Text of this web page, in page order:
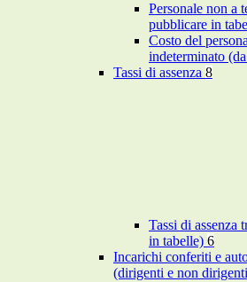
Personale non a
pubblicare in
Costo del
indeterminato
Tassi di assenza 8
Tassi di assenza
in tabelle) 6
Incarichi conferiti e
(dirigenti e non